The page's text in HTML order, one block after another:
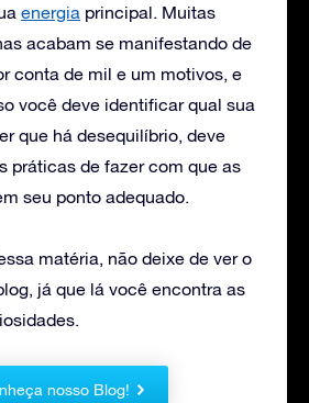
energia principal. Muitas
acabam se manifestando de
conta de mil e um motivos, e
você deve identificar qual sua
que há desequilíbrio, deve
práticas de fazer com que as
seu ponto adequado.
matéria, não deixe de ver o
já que lá você encontra as
nosso Blog!